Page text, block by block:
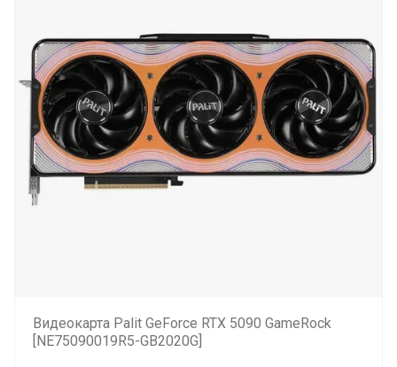
Видеокарта Palit GeForce RTX 5090 GameRock
[NE75090019R5-GB2020G]